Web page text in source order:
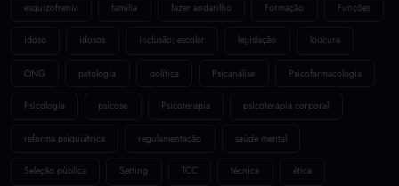
esquizofrenia família fazer andarilho Formação Funções
idoso idosos inclusão; escolar legislação loucura
ONG patologia política Psicanálise Psicofarmacologia
Psicologia psicose Psicoterapia psicoterapia corporal
reforma psiquiátrica regulamentação saúde mental
Seleção pública Setting TCC técnica ética